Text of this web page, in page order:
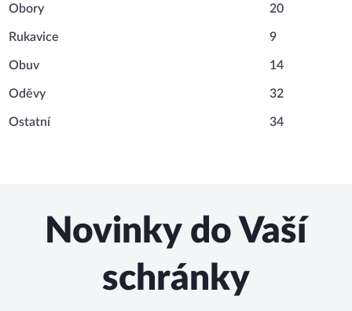
Obory 20
Rukavice 9
Obuv 14
Oděvy 32
Ostatní 34
Novinky do Vaší
schránky